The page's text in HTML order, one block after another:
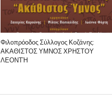
Φιλοπρόοδος Σύλλογος Κοζάνης:
ΑΚΑΘΙΣΤΟΣ ΥΜΝΟΣ ΧΡΗΣΤΟΥ
ΛΕΟΝΤΉ